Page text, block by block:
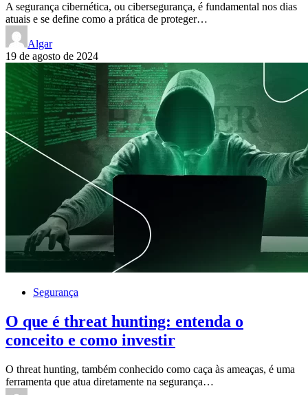
A segurança cibernética, ou cibersegurança, é fundamental nos dias
atuais e se define como a prática de proteger…
Algar
19 de agosto de 2024
Segurança
O que é threat hunting: entenda o
conceito e como investir
O threat hunting, também conhecido como caça às ameaças, é uma
ferramenta que atua diretamente na segurança…